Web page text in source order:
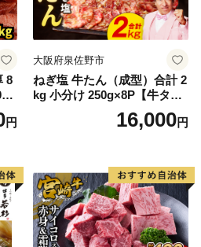
8
円
大阪府泉佐野市
ねぎ塩 牛たん（成型）合計 2
kg 小分け 250g×8P【牛タン
牛肉 焼肉用 薄切り 訳あり サ
16,000円